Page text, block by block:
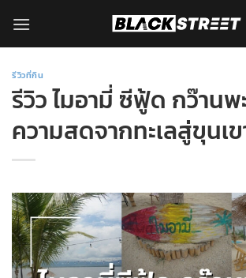
content
รีวิวที่กิน
รีวิว ไมอามี่ ซีฟู้ด กว๊านพ
ความสดจากทะเลสู่ขุนเ